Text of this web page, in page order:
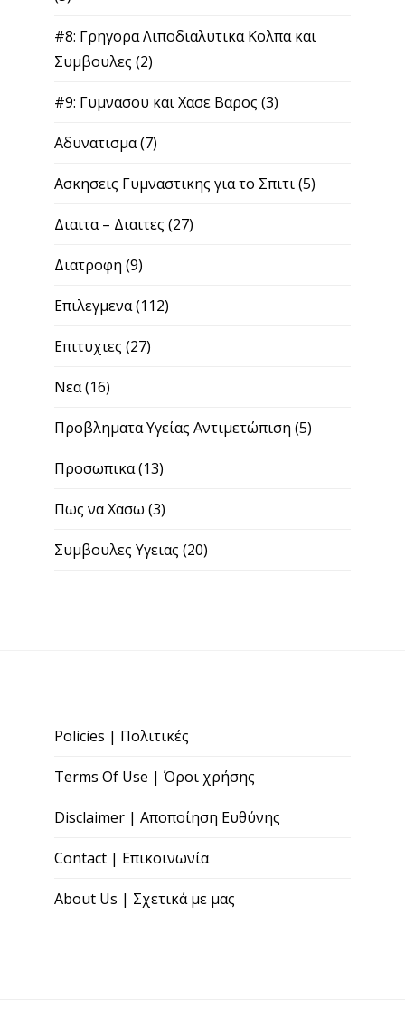
#8: Γρηγορα Λιποδιαλυτικα Κολπα και
Συμβουλες (2)
#9: Γυμνασου και Χασε Βαρος (3)
Αδυνατισμα(7)
Ασκησεις Γυμναστικης για το Σπιτι(5)
Διαιτα – Διαιτες (27)
Διατροφη (9)
Επιλεγμενα(112)
Επιτυχιες (27)
Νεα(16)
Προβληματα Υγείας Αντιμετώπιση (5)
Προσωπικα(13)
Πως να Χασω (3)
Συμβουλες Υγειας (20)
Policies | Πολιτικές
Terms Of Use | Όροι χρήσης
Disclaimer | Αποποίηση Ευθύνης
Contact | Επικοινωνία
About Us | Σχετικά με μας